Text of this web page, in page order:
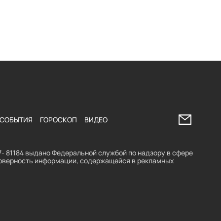
СОБЫТИЯ ГОРОСКОП ВИДЕО Напишите
выдано Федеральной службой по надзору в сфере
информации, содержащейся в рекламных